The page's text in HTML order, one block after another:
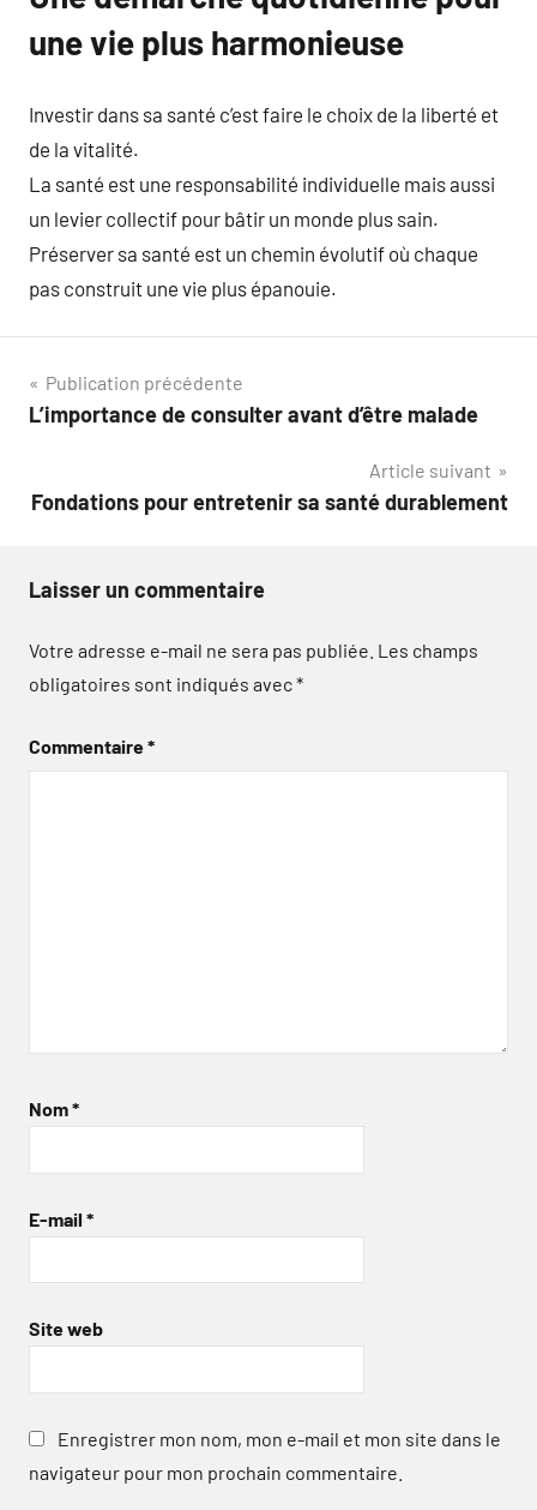
une vie plus harmonieuse
Investir dans sa santé c’est faire le choix de la liberté et
de la vitalité.
La santé est une responsabilité individuelle mais aussi
un levier collectif pour bâtir un monde plus sain.
Préserver sa santé est un chemin évolutif où chaque
pas construit une vie plus épanouie.
Navigation
de
Publication précédente
L’importance de consulter avant d’être malade
Article suivant
Fondations pour entretenir sa santé durablement
Laisser un commentaire
Votre adresse e-mail ne sera pas publiée. Les champs
obligatoires sont indiqués avec*
Commentaire*
Nom*
E-mail *
Site web
Enregistrer mon nom, mon e-mail et mon site dans le
navigateur pour mon prochain commentaire.